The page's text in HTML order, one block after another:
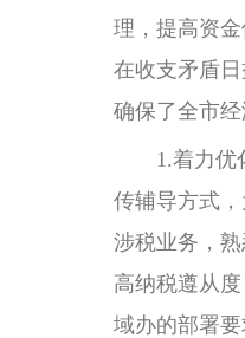
理，提高资
在收支矛盾
确保了全市
1.着力优化
传辅导方式
涉税业务，
高纳税遵从
域办的部署